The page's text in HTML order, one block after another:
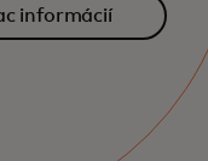
informácií